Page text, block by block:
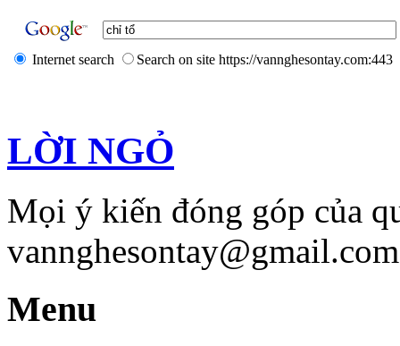
Internet search Search on site https://vannghesontay.com:443
LỜI NGỎ
Mọi ý kiến đóng góp của
Menu